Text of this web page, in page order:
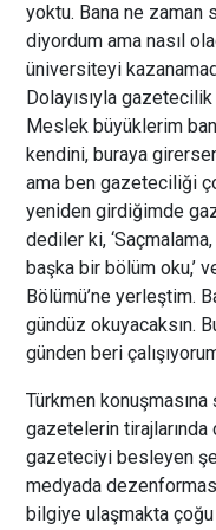
yoktu. Bana ne zaman
diyordum ama nasıl
üniversiteyi
Dolayısıyla
Meslek büyüklerim
kendini, buraya
ama ben gazeteciliği
yeniden girdiğimde
dediler ki,
başka bir bölüm oku,’
Bölümü’ne yerleştim.
gündüz okuyacaksın.
günden beri
Türkmen
gazetelerin
gazeteciyi besleyen
medyada
bilgiye ulaşmakta